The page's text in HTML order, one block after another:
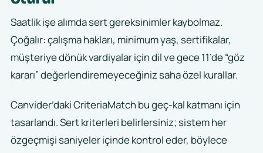
Saatlik işe alımda sert gereksinimler kaybolmaz.
Çoğalır: çalışma hakları, minimum yaş, sertifikalar,
müşteriye dönük vardiyalar için dil ve gece 11’de “göz
kararı” değerlendiremeyeceğiniz saha özel kurallar.
Canvider’daki CriteriaMatch bu geç-kal katmanı için
tasarlandı. Sert kriterleri belirlersiniz; sistem her
özgeçmişi saniyeler içinde kontrol eder, böylece